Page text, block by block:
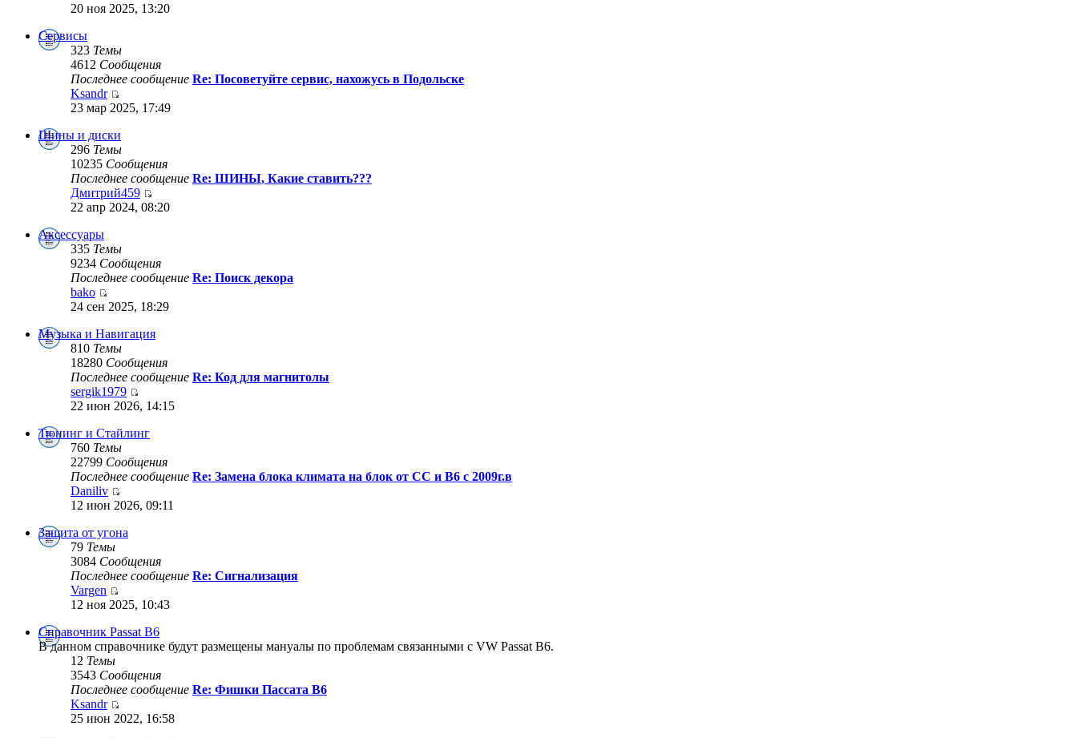
20 ноя 2025, 13:20
Сервисы
323 Темы
4612 Сообщения
Последнее сообщение Re: Посоветуйте сервис, нахожусь в Подольске
Ksandr
23 мар 2025, 17:49
Шины и диски
296 Темы
10235 Сообщения
Последнее сообщение Re: ШИНЫ, Какие ставить???
Дмитрий459
22 апр 2024, 08:20
Аксессуары
335 Темы
9234 Сообщения
Последнее сообщение Re: Поиск декора
bako
24 сен 2025, 18:29
Музыка и Навигация
810 Темы
18280 Сообщения
Последнее сообщение Re: Код для магнитолы
sergik1979
22 июн 2026, 14:15
Тюнинг и Стайлинг
760 Темы
22799 Сообщения
Последнее сообщение Re: Замена блока климата на блок от CC и B6 c 2009г.в
Daniliv
12 июн 2026, 09:11
Защита от угона
79 Темы
3084 Сообщения
Последнее сообщение Re: Сигнализация
Vargen
12 ноя 2025, 10:43
Справочник Passat B6
В данном справочнике будут размещены мануалы по проблемам связанными с VW Passat B6.
12 Темы
3543 Сообщения
Последнее сообщение Re: Фишки Пассата В6
Ksandr
25 июн 2022, 16:58